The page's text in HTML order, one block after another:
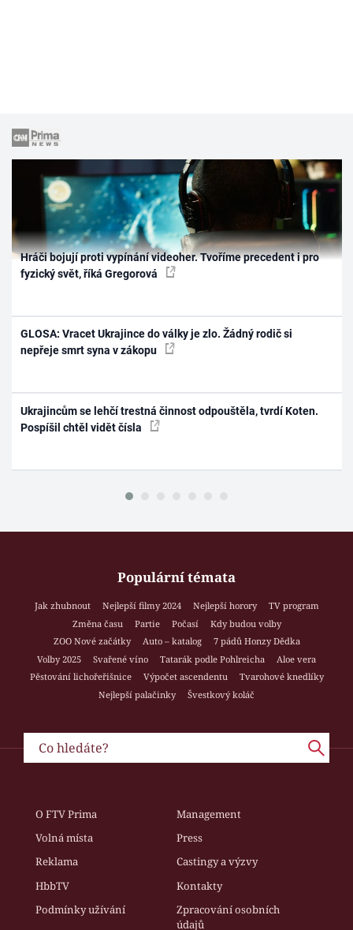
Hráči bojují proti vypínání videoher. Tvoříme precedent i pro
fyzický svět, říká Gregorová
GLOSA: Vracet Ukrajince do války je zlo. Žádný rodič si
nepřeje smrt syna v zákopu
Ukrajincům se lehčí trestná činnost odpouštěla, tvrdí Koten.
Pospíšil chtěl vidět čísla
Populární témata
Jak zhubnout Nejlepší filmy 2024 Nejlepší horory
TV program
Změna času
Partie Počasí
Kdy budou volby
ZOO Nové začátky
Auto – katalog
7 pádů Honzy Dědka
Volby 2025
Svařené víno Tatarák podle Pohlreicha
Aloe vera
Pěstování lichořeřišnice
Výpočet ascendentu
Tvarohové knedlíky
Nejlepší palačinky
Švestkový koláč
O FTV Prima
Management
Volná místa
Press
Reklama
Castingy a výzvy
HbbTV
Kontakty
Podmínky užívání
Zpracování osobních
údajů